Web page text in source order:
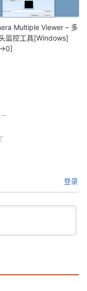
Multiple Viewer – 多
监控工具[Windows]
登录